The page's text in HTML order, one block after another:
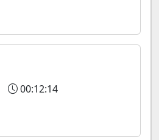
00:12:14